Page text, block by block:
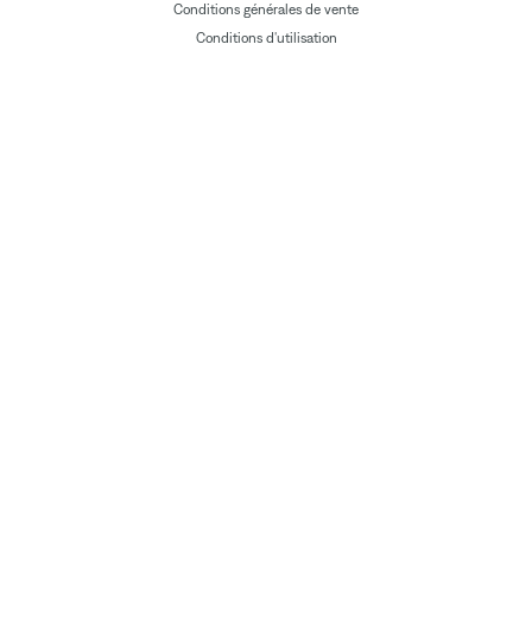
Conditions générales de vente
Conditions d'utilisation